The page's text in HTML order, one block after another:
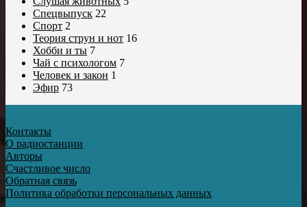
Спецвыпуск 22
Спорт 2
Теория струн и нот 16
Хобби и ты 7
Чай с психологом 7
Человек и закон 1
Эфир 73
Контакты
О радиостанции
Авторы
Счастливое число
Обратная связь
Политика обработки персональных данных